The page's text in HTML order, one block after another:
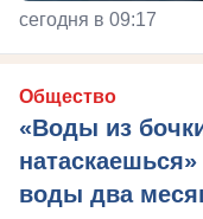
сегодня в 09:17
Общество
«Воды из
воды два